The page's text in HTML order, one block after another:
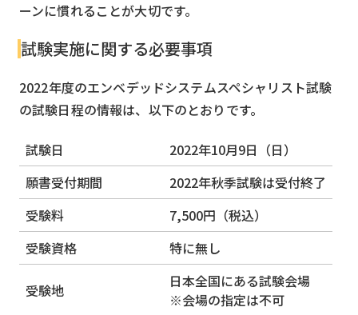
ーンに慣れることが大切です。
試験実施に関する必要事項
2022年度のエンベデッドシステムスペシャリスト試験
の試験日程の情報は、以下のとおりです。
試験日
2022年10月9日（日）
願書受付期間
2022年秋季試験は受付終了
受験料
7,500円（税込）
受験資格
特に無し
受験地
日本全国にある試験会場
※会場の指定は不可